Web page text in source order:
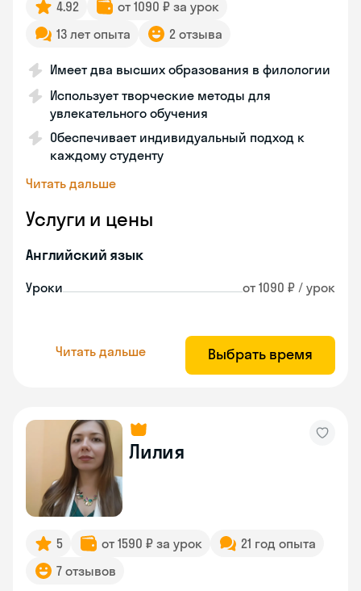
4.92
от 1090 ₽ за урок
13 лет опыта
2 отзыва
Имеет два высших образования в филологии
Использует творческие методы для
увлекательного обучения
Обеспечивает индивидуальный подход к
каждому студенту
Читать дальше
Услуги и цены
Английский язык
Уроки от 1090 ₽ / урок
Читать дальше Выбрать время
Лилия
5 от 1590 ₽ за урок
21 год опыта
7 отзывов